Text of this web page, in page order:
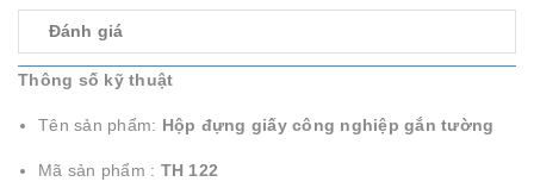
Đánh giá
Thông số kỹ thuật
Tên sản phẩm: Hộp đựng giấy công nghiệp gắn tường
Mã sản phẩm : TH 122